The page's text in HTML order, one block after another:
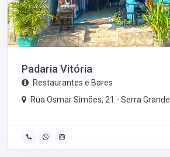
Padaria Vitória
Restaurantes e Bares
Rua Osmar Simões, 21 - Serra Grande